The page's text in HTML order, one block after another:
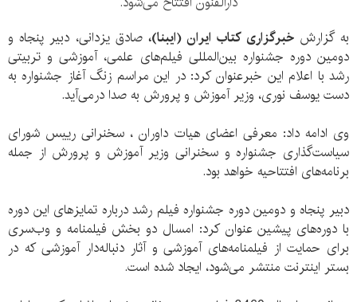
به گزارشخبرگزاری کتاب ایران (ایبنا)، صادق یزدانی، دبیر پنجاه و
دومین دوره جشنواره بین‌المللی فیلم‌های علمی، آموزشی و تربیتی
رشد با اعلام این خبرعنوان کرد: در این مراسم زنگ آغاز جشنواره به
دست یوسف نوری، وزیر آموزش و پرورش به صدا درمی‌آید.
وی ادامه داد: معرفی اعضای هیات داوران ، سخنرانی ریيس شورای
سياست‌گذاری جشنواره و سخنرانی وزیر آموزش و پرورش از جمله
برنامه‌های افتتاحیه خواهد بود.
دبیر پنجاه و دومین دوره جشنواره فیلم رشد درباره تمایزهای این دوره
با دوره‌های پیشین عنوان کرد: امسال دو بخش فیلمنامه و وب‌سری
برای حمایت از فیلمنامه‌های آموزشی و آثار دنباله‌دار آموزشی که در
بستر اینترنت منتشر می‌شود، ایجاد شده است.